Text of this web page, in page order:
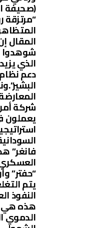
(صحيفة
المقال
شوهدوا
الذي
دعم
شركة
يعملون
فانغر”
العسكري
“حفتر”
يتم
النفوذ
هذه هي
الدموي